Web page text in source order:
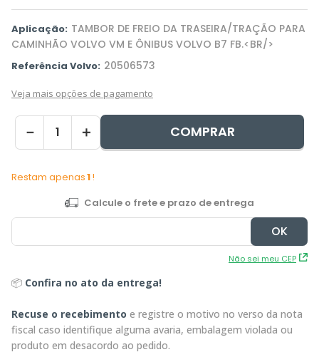
Aplicação: TAMBOR DE FREIO DA TRASEIRA/TRAÇÃO PARA
CAMINHÃO VOLVO VM E ÔNIBUS VOLVO B7 FB.<BR/>
Referência Volvo: 20506573
Veja mais opções de pagamento
＋
－ COMPRAR
Restam apenas1!
Não sei meu CEP
📦 Confira no ato da entrega!
Recuse o recebimento e registre o motivo no verso da nota
fiscal caso identifique alguma avaria, embalagem violada ou
produto em desacordo ao pedido.